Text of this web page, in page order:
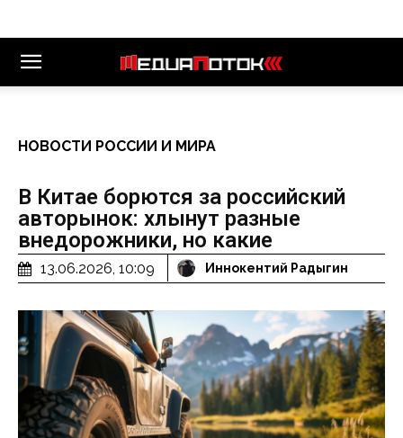
НОВОСТИ РОССИИ И МИРА
В Китае борются за российский
авторынок: хлынут разные
внедорожники, но какие
13.06.2026, 10:09 Иннокентий Радыгин